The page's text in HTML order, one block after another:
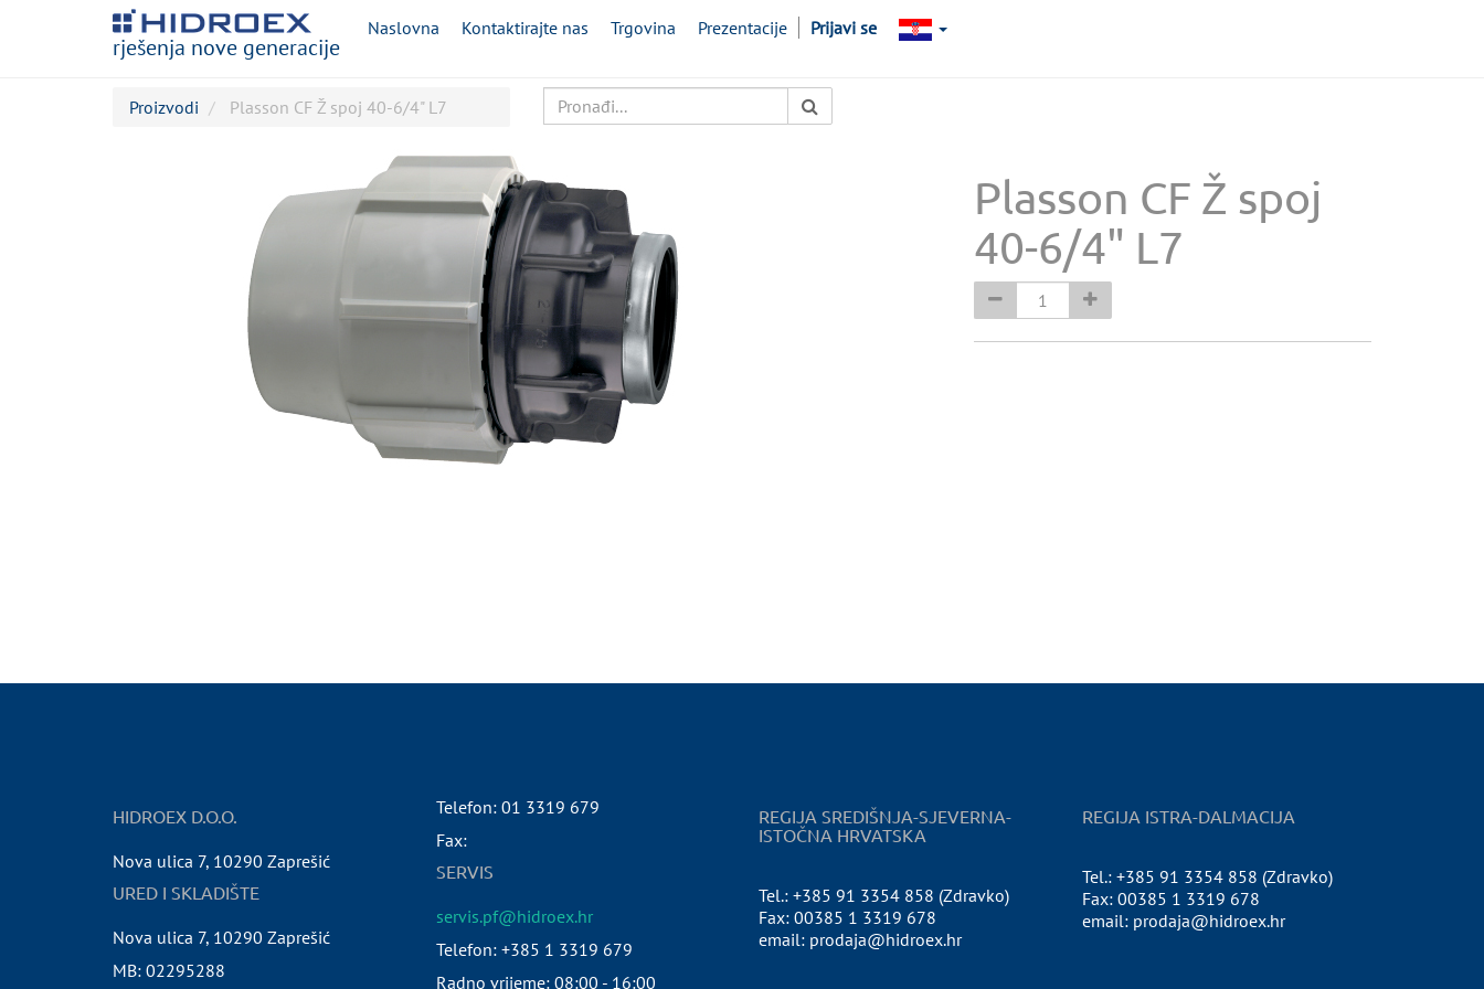
rješenja nove generacije
Naslovna Kontaktirajte nas Trgovina Prezentacije Prijavi se
Proizvodi Plasson CF Ž spoj 40-6/4" L7
Plasson CF Ž spoj
40-6/4" L7
HIDROEX D.O.O.
Nova ulica 7, 10290 Zaprešić
URED I SKLADIŠTE
Nova ulica 7, 10290 Zaprešić
MB: 02295288
Telefon: 01 3319 679
Fax:
SERVIS
servis.pf@hidroex.hr
Telefon: +385 1 3319 679
Radno vrijeme: 08:00 - 16:00
REGIJA SREDIŠNJA-SJEVERNA-
ISTOČNA HRVATSKA
Tel.: +385 91 3354 858 (Zdravko)
Fax: 00385 1 3319 678
email: prodaja@hidroex.hr
REGIJA ISTRA-DALMACIJA
Tel.: +385 91 3354 858 (Zdravko)
Fax: 00385 1 3319 678
email: prodaja@hidroex.hr